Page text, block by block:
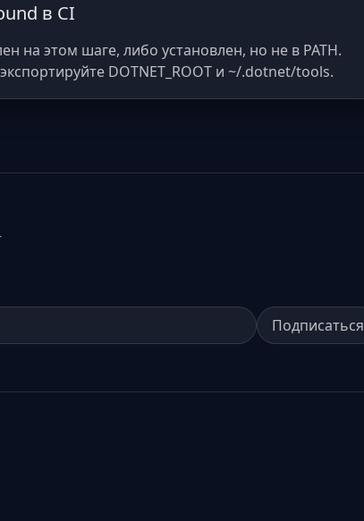
в CI
на этом шаге, либо установлен, но не в PATH.
DOTNET_ROOT и ~/.dotnet/tools.
Подписаться